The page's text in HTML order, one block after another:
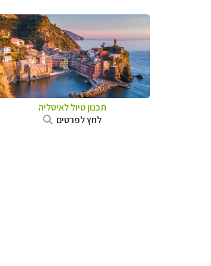
תכנון טיול לאיטליה
לחץ לפרטים